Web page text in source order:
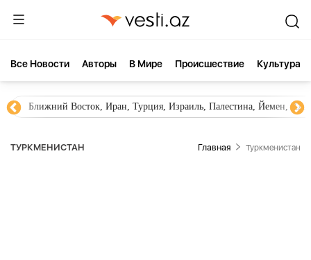
Все Новости Aвторы В Мире Происшествие Культура
Новости Азербайджана Южный Кавказ, Грузия,
ТУРКМЕНИСТАН Главная Туркменистан